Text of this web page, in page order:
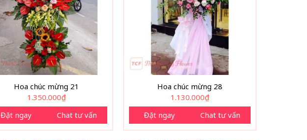
Hoa chúc mừng 21
1.350.000₫
Đặt ngay
Chat tư vấn
Hoa chúc mừng 28
1.130.000₫
Đặt ngay
Chat tư vấn